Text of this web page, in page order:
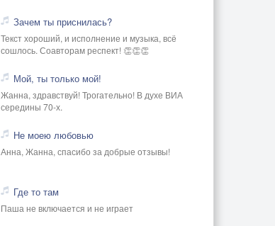
Зачем ты приснилась?
Текст хороший, и исполнение и музыка, всё
сошлось. Соавторам респект! 👏👏👏
Мой, ты только мой!
Жанна, здравствуй! Трогательно! В духе ВИА
середины 70-х.
Не моею любовью
Анна, Жанна, спасибо за добрые отзывы!
Где то там
Паша не включается и не играет